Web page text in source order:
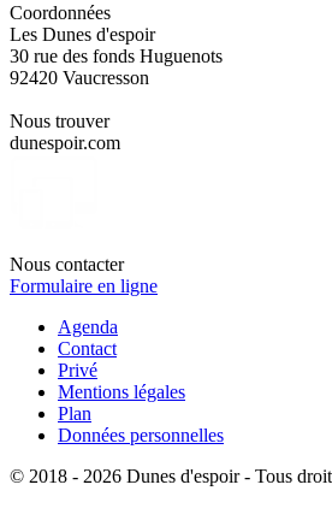
Coordonnées
Les Dunes d'espoir
30 rue des fonds Huguenots
92420 Vaucresson
Nous trouver
dunespoir.com
Nous contacter
Formulaire en ligne
Agenda
Contact
Privé
Mentions légales
Plan
Données personnelles
© 2018 - 2026 Dunes d'espoir - Tous